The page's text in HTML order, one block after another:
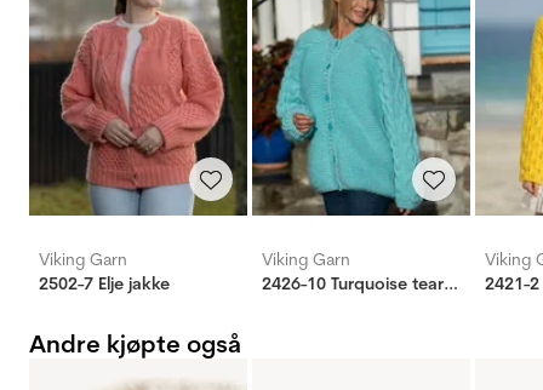
Viking Garn
2502-7 Elje jakke
Viking Garn
2426-10 Turquoise tears jakke
Viking
2421-
Andre kjøpte også